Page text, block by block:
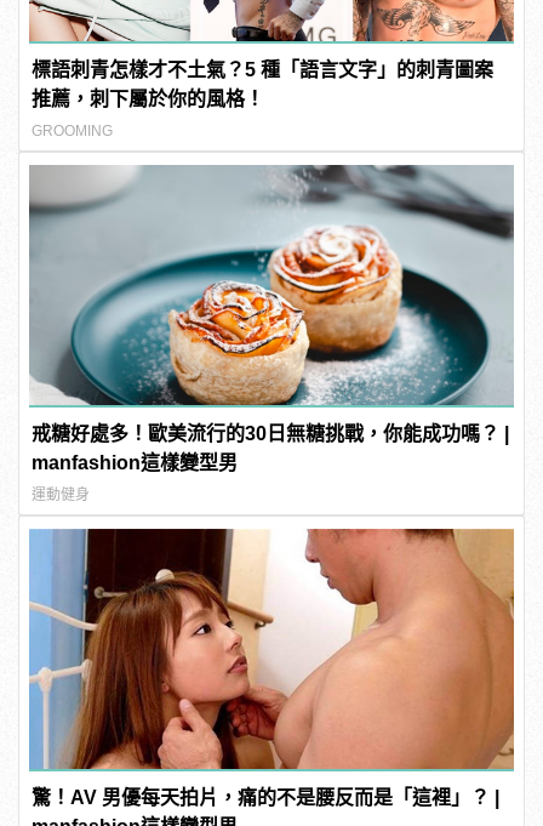
標語刺青怎樣才不土氣？5 種「語言文字」的刺青圖案
推薦，刺下屬於你的風格！
GROOMING
戒糖好處多！歐美流行的30日無糖挑戰，你能成功嗎？ |
manfashion這樣變型男
運動健身
驚！AV 男優每天拍片，痛的不是腰反而是「這裡」？ |